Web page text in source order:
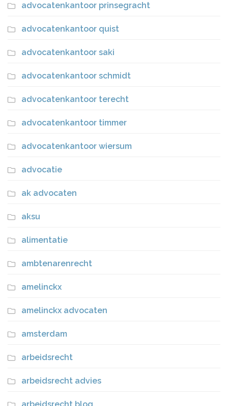
advocatenkantoor prinsegracht
advocatenkantoor quist
advocatenkantoor saki
advocatenkantoor schmidt
advocatenkantoor terecht
advocatenkantoor timmer
advocatenkantoor wiersum
advocatie
ak advocaten
aksu
alimentatie
ambtenarenrecht
amelinckx
amelinckx advocaten
amsterdam
arbeidsrecht
arbeidsrecht advies